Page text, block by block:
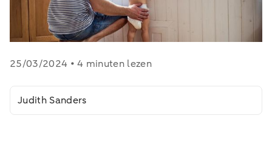
25/03/2024 • 4 minuten lezen
Judith Sanders